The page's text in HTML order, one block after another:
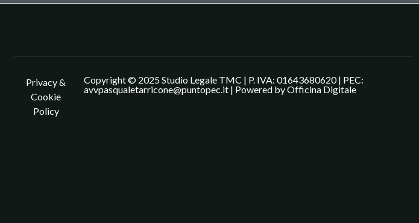
Privacy &
Cookie
Policy
Copyright © 2025 Studio Legale TMC | P. IVA: 01643680620 | PEC:
avvpasqualetarricone@puntopec.it | Powered byOfficina Digitale